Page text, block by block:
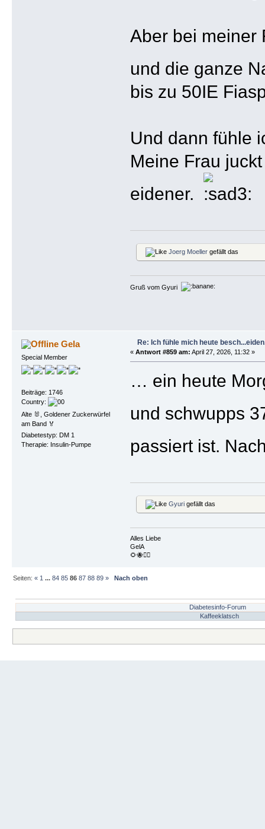
Aber bei meiner
und die ganze
bis zu 50IE
Und dann fühle
Meine Frau
eidener.
Joerg Moellergefällt das
Gruß vom Gyuri
Gela
Special Member
Beiträge: 1746
Country:
Alte 🐰, Goldener Zuckerwürfel
am Band 🏅
Diabetestyp: DM 1
Therapie: Insulin-Pumpe
Re: Ich fühle mich heute
« Antwort #859 am: April 27, 2026, 11:32 »
… ein heute
und schwupps
passiert ist.
Gyurigefällt das
Alles Liebe
GelA
🌻🐝🏴‍☠️
Seiten:« 1 ...84 85 86 87 88 89 » Nach oben
Diabetesinfo-Forum
Kaffeeklatsch